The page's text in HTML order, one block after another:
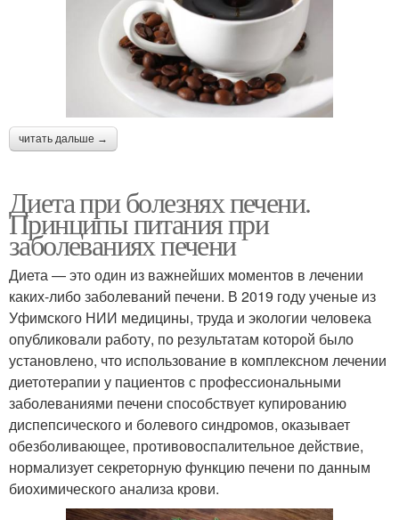
читать дальше →
Диета при болезнях печени.
Принципы питания при
заболеваниях печени
Диета — это один из важнейших моментов в лечении
каких-либо заболеваний печени. В 2019 году ученые из
Уфимского НИИ медицины, труда и экологии человека
опубликовали работу, по результатам которой было
установлено, что использование в комплексном лечении
диетотерапии у пациентов с профессиональными
заболеваниями печени способствует купированию
диспепсического и болевого синдромов, оказывает
обезболивающее, противовоспалительное действие,
нормализует секреторную функцию печени по данным
биохимического анализа крови.